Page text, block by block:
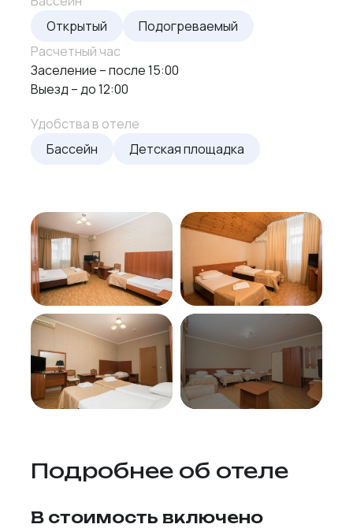
Открытый
Подогреваемый
Расчетный час
Заселение – после15:00
Выезд – до12:00
Удобства в отеле
Бассейн
Детская площадка
Подробнее об отеле
В стоимость включено